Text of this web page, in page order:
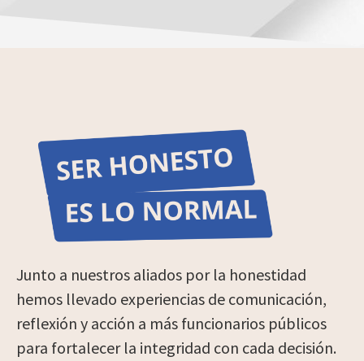
Junto a nuestros aliados por la honestidad
hemos llevado experiencias de comunicación,
reflexión y acción a más funcionarios públicos
para fortalecer la integridad con cada decisión.